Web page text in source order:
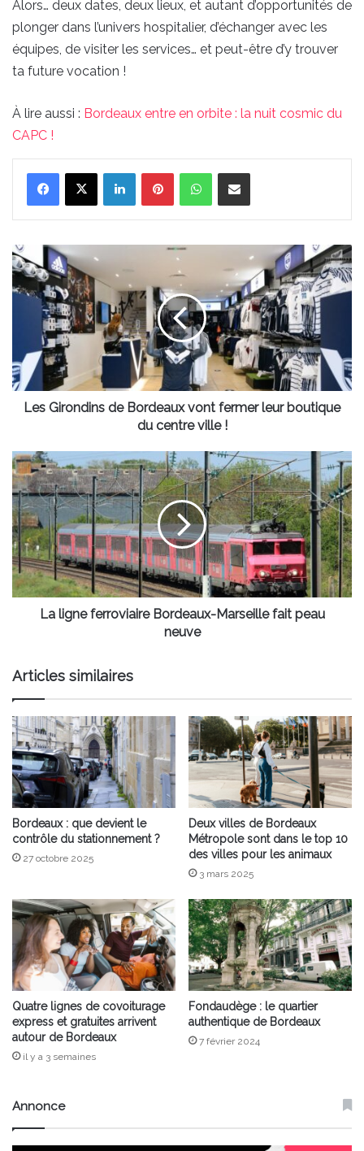
Alors… deux dates, deux lieux, et autant d’opportunités de
plonger dans l’univers hospitalier, d’échanger avec les
équipes, de visiter les services… et peut-être d’y trouver
ta future vocation !
À lire aussi : Bordeaux entre en orbite : la nuit cosmic du
CAPC !
LinkedinPinterestWhatsAppPartager par email
Les
Girondins
de
Bordeaux
fermer
leur
boutique
du
centre
Les Girondins de Bordeaux vont fermer leur boutique
du centre ville !
La
ligne
ferroviaire
Bordeaux-
Marseille
fait
peau
neuve
La ligne ferroviaire Bordeaux-Marseille fait peau
neuve
Articles similaires
Bordeaux : que devient le
contrôle du stationnement ?
27 octobre 2025
Deux villes de Bordeaux
Métropole sont dans le top 10
des villes pour les animaux
3 mars 2025
Quatre lignes de covoiturage
express et gratuites arrivent
autour de Bordeaux
il y a 3 semaines
Fondaudège : le quartier
authentique de Bordeaux
7 février 2024
Annonce